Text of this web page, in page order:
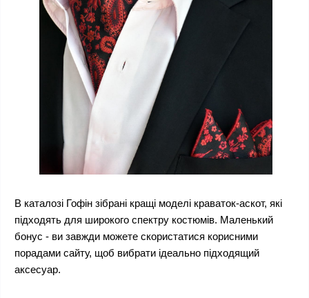
В каталозі Гофін зібрані кращі моделі краваток-аскот, які
підходять для широкого спектру костюмів. Маленький
бонус - ви завжди можете скористатися корисними
порадами сайту, щоб вибрати ідеально підходящий
аксесуар.